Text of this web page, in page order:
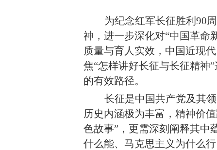
为纪念红军长征胜利 90
神，进一步深化对“中国革命
质量与育人实效，中国近现
焦“怎样讲好长征与长征精神
的有效路径。
长征是中国共产党及其
历史内涵极为丰富，精神价
色故事”，更需深刻阐释其中
什么能、马克思主义为什么